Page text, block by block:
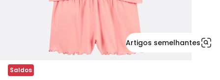
Artigos semelhantes
Saldos